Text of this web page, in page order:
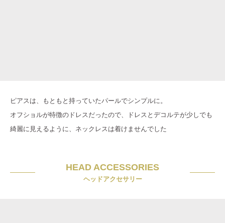
ピアスは、もともと持っていたパールでシンプルに。
オフショルが特徴のドレスだったので、ドレスとデコルテが少しでも
綺麗に見えるように、ネックレスは着けませんでした
HEAD ACCESSORIES
ヘッドアクセサリー